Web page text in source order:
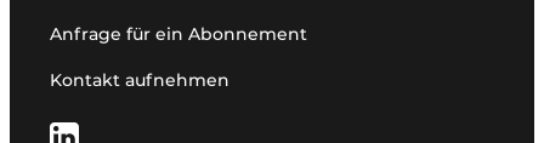
Anfrage für ein Abonnement
Kontakt aufnehmen